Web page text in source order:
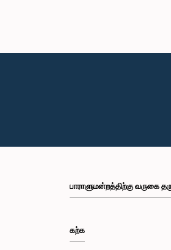
பாராளுமன்றத்திற்கு வருகை
கற்க